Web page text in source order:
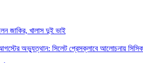
জাকির, খালাস দুই ভাই
অভ্যুত্থান: সিলেট প্রেসক্লাবে আলোচনায়